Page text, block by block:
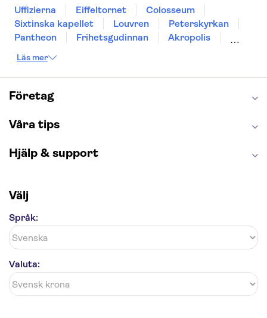
Uffizierna Eiffeltornet
Colosseum
Sixtinska kapellet
Louvren
Peterskyrkan
Pantheon
Frihetsgudinnan
Akropolis
Burj Khalifa
Saltgruvan i Wieliczka
Alhambra
Caminito del Rey
London Dungeon
Läs mer
Företag
Våra tips
Hjälp & support
Välj
Språk:
Valuta: